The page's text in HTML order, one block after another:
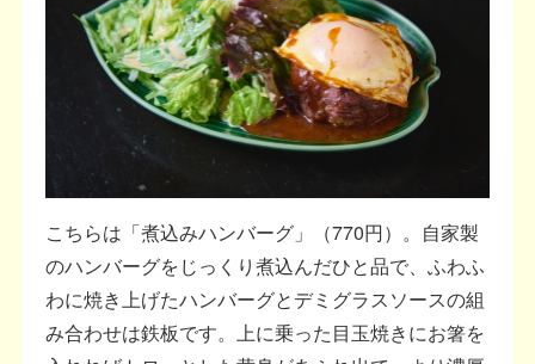
こちらは「煮込みハンバーグ」（770円）。自家製
のハンバーグをじっくり煮込んだひと品で、ふわふ
わに焼き上げたハンバーグとデミグラスソースの組
み合わせは鉄板です。上に乗った目玉焼きにお箸を